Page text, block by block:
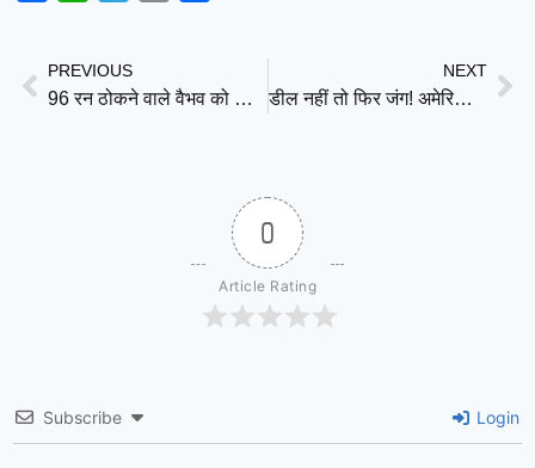
PREVIOUS
96 रन ठोकने वाले वैभव को डांटते दिखे कप्तान! हार के बाद वायरल हुआ राजस्थान डगआउट का वीडियो
NEXT
डील नहीं तो फिर जंग! अमेरिका की ईरान को चेतावनी, ट्रंप के फैसले पर टिकी दुनिया
0
Article Rating
Subscribe Login